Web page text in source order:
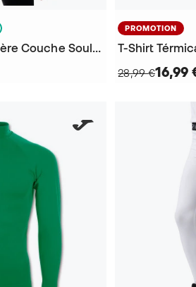
T-Shirt Enfants Première Couche Soul m/l
PROMOTION
T-Shirt
28,99 €16,99